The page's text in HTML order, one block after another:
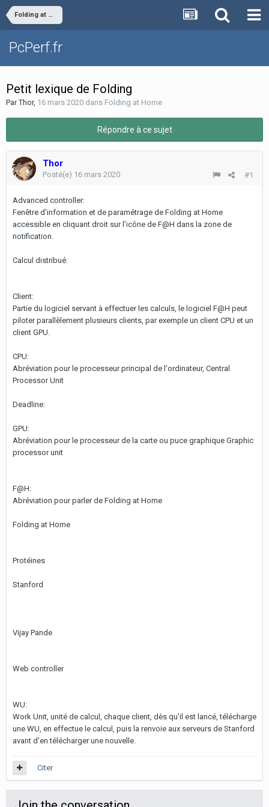
Folding at Home
PcPerf.fr
Petit lexique de Folding
ParThor, 16 mars 2020 dans Folding at Home
Répondre à ce sujet
Thor
#1
Posté(e) 16 mars 2020
Advanced controller:
Fenêtre d'information et de paramétrage de Folding at Home
accessible en cliquant droit sur l’icône de F@H dans la zone de
notification.
Calcul distribué:
Client:
Partie du logiciel servant à effectuer les calculs, le logiciel F@H peut
piloter parallèlement plusieurs clients, par exemple un client CPU et un
client GPU.
CPU:
Abréviation pour le processeur principal de l'ordinateur, Central
Processor Unit
Deadline:
GPU:
Abréviation pour le processeur de la carte ou puce graphique Graphic
processor unit
F@H:
Abréviation pour parler de Folding at Home
Folding at Home
Protéines
Stanford
Vijay Pande
Web controller
WU:
Work Unit, unité de calcul, chaque client, dès qu'il est lancé, télécharge
une WU, en effectue le calcul, puis la renvoie aux serveurs de Stanford
avant d'en télécharger une nouvelle.
Citer